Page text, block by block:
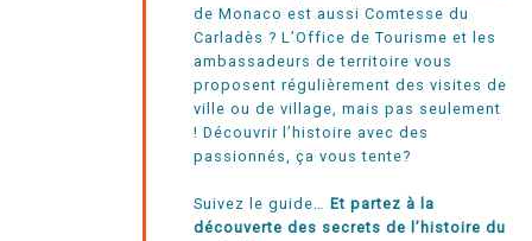
de Monaco est aussi Comtesse du
Carladès ? L’Office de Tourisme et les
ambassadeurs de territoire vous
proposent régulièrement des visites de
ville ou de village, mais pas seulement
! Découvrir l’histoire avec des
passionnés, ça vous tente?
Suivez le guide… Et partez à la
découverte des secrets de l’histoire du